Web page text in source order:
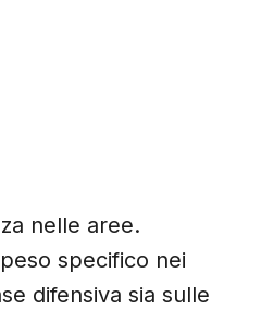
nelle aree.
specifico nei
difensiva sia sulle